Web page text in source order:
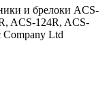
и брелоки ACS-
ACS-124R, ACS-
Company Ltd